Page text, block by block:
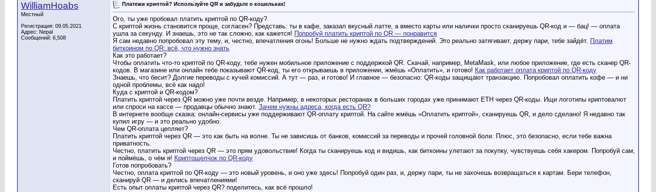
WilliamHoabs
Местный
Регистрация: 09.05.2021
Адрес: Nepal
Сообщений: 6,508
Платежи криптой? Используйте QR и забудьте о кошельках!
Ого, ты уже пробовал платить криптой по QR-коду?
С криптой жизнь становится проще, согласен? Представь: ты в кафе, заказал вкусный латте, а вместо карты или налички просто сканируешь QR-код и — бац! — оплата
ушла за секунду. И знаешь, это не так сложно, как кажется! Попробуй платить криптой по QR — понравится
Я сам недавно попробовал эту тему, и, честно, впечатления огонь! Больше не нужно ждать подтверждений. Это реально затягивает, держу пари, тебе зайдёт. Платим
биткоином по QR: всё, что нужно знать
Как это работает?
Чтобы оплатить что-то криптой по QR-коду, тебе нужен мобильное приложение с поддержкой QR. Скачай, например, MetaMask, или любое приложение, где есть сканер QR-
кодов. В магазине или онлайн тебе показывают QR-код, ты его открываешь в приложении, жмёшь «Оплатить», и готово! Как работает оплата криптой по QR-коду
Знаешь, что бесит? Долгие переводы с кучей комиссий. А тут — раз, и готово! И главное — безопасно: QR-коды защищают транзакцию. Попробовал оплатить кофе — и ни
одной проблемы, всё как надо!
Куда с криптой и QR-кодом?
Платить криптой через QR можно уже почти везде. Например, в некоторых ресторанах в больших городах уже принимают ETH через QR-коды. Ищи логотипы криптовалют
или спроси на кассе — продавцы обычно знают. Зачем нужны адреса, когда есть QR?
В интернете вообще сказка: онлайн-сервисы уже поддерживают QR-оплату криптой. На сайте жмёшь «Оплатить криптой», сканируешь QR, и дело сделано! Я недавно так
купил игру — и это реально удобно.
Чем QR-оплата цепляет?
Платить криптой через QR — это как быть на волне. Ты не зависишь от банков, комиссий за переводы и прочей головной боли. Плюс, это безопасно, если тебе важна
приватность.
Честно, платить криптой через QR — это прям удовольствие! Когда ты сканируешь код и видишь, как биткоины улетают за покупку, чувствуешь себя хакером. Попробуй сам,
и поймёшь, о чём я! Криптощелчок по QR-коду
Готов попробовать?
Честно, оплата криптой по QR-коду — это новый уровень, и оно уже здесь! Попробуй один раз, и, держу пари, ты не захочешь возвращаться к картам. Бери телефон,
сканируй QR — и делись впечатлениями!
Есть опыт оплаты криптой через QR? поделитесь, как всё прошло!